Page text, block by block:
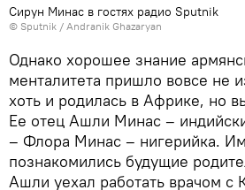
Сирун Минас в гостях радио Sputnik
© Sputnik / Andranik Ghazaryan
Однако хорошее знание
менталитета пришло вовсе не
хоть и родилась в Африке, но
Ее отец Ашли Минас –
– Флора Минас – нигерийка.
познакомились будущие
Ашли уехал работать врачом с